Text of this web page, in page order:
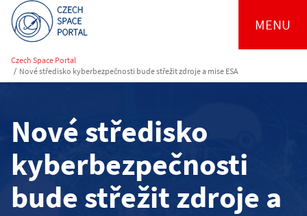
MENU
Czech Space Portal
/ Nové středisko kyberbezpečnosti bude střežit zdroje a mise ESA
Nové středisko
kyberbezpečnosti
bude střežit zdroje a